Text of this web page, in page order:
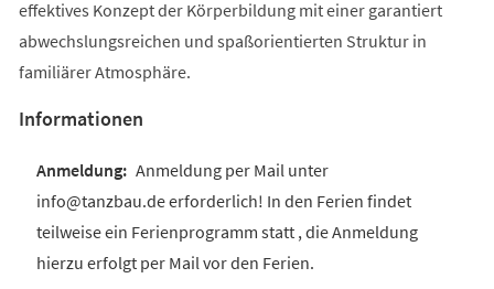
effektives Konzept der Körperbildung mit einer garantiert
abwechslungsreichen und spaßorientierten Struktur in
familiärer Atmosphäre.
Informationen
Anmeldung per Mail unter
info@tanzbau.de erforderlich! In den Ferien findet
teilweise ein Ferienprogramm statt , die Anmeldung
hierzu erfolgt per Mail vor den Ferien.